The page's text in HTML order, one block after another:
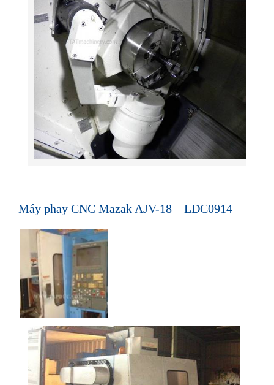
Máy phay CNC Mazak AJV-18 – LDC0914